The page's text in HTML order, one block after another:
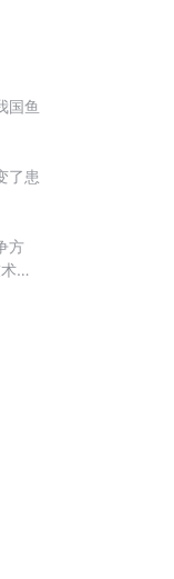
国鱼
了患
方
与